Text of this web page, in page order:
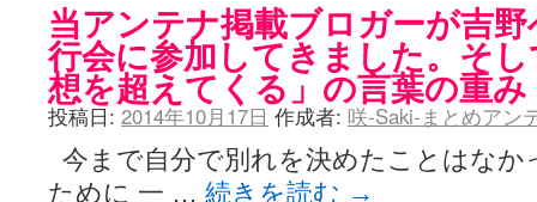
洋榎-youka- / お知らせ (11:19)
おっきするー咲ブログ / side-A VS side-B 野球対決 (10:30)
フリテンリーチで流して / 姫松高校についてのいくらかの考察 (09:03)
オレのぞん / 咲さんのお誕生日です （ギリギリ） (14:58)
飛鳥の巣 - 咲-Saki- / 咲キャラがギタリストだったら...【風越編】
遊び半分 / もうすぐ８月も終わり
咲-Saki-ほんだし / 咲-Saki- 第128局 「涼風」 感想 (11:54)
咲-Saki-麻雀録 / 台風に強そうな咲キャラ
当アンテナ掲載ブロガーが吉
行会に参加してきました。そ
想を超えてくる」の言葉の重み
投稿日: 2014年10月17日 作成者: 咲-Saki-まとめアン
今まで自分で別れを決めたことはなか
ために 一 … 続きを読む →